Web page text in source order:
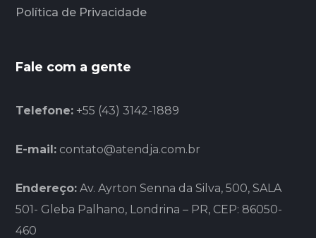
Política de Privacidade
Fale com a gente
Telefone: +55 (43) 3142-1889
E-mail: contato@atendja.com.br
Endereço: Av. Ayrton Senna da Silva, 500, SALA
501- Gleba Palhano, Londrina – PR, CEP: 86050-
460